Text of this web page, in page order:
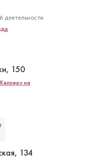
деятельности
150
на
134